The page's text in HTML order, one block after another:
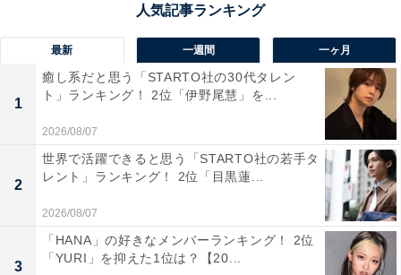
2位：大倉忠義（SUPER EIGHT）／180cm：73票
最新 一週間 一ヶ月
1
癒し系だと思う「STARTO社の30代タレン
ト」ランキング！ 2位「伊野尾慧」を...
2026/08/07
2
世界で活躍できると思う「STARTO社の若手タ
レント」ランキング！ 2位「目黒蓮...
2026/08/07
3
「HANA」の好きなメンバーランキング！ 2位
「YURI」を抑えた1位は？【20...